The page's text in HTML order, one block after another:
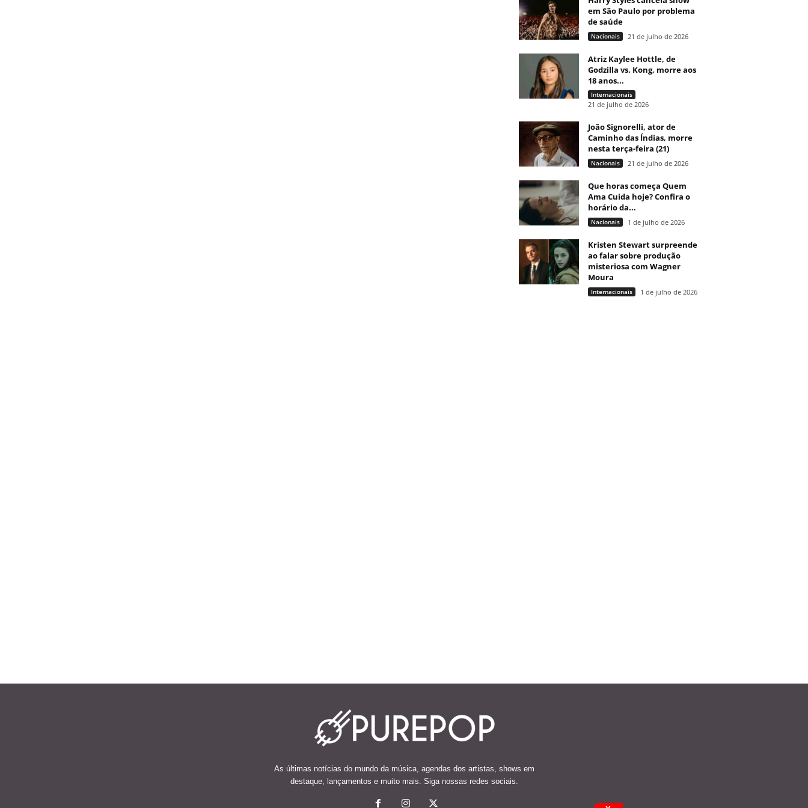
em São Paulo por problema
de saúde
Nacionais 21 de julho de 2026
Atriz Kaylee Hottle, de
Godzilla vs. Kong, morre aos
18 anos...
Internacionais
21 de julho de 2026
João Signorelli, ator de
Caminho das Índias, morre
nesta terça-feira (21)
Nacionais 21 de julho de 2026
Que horas começa Quem
Ama Cuida hoje? Confira o
horário da...
Nacionais 1 de julho de 2026
Kristen Stewart surpreende
ao falar sobre produção
misteriosa com Wagner
Moura
Internacionais 1 de julho de 2026
As últimas notícias do mundo da música, agendas dos artistas, shows em
destaque, lançamentos e muito mais. Siga nossas redes sociais.